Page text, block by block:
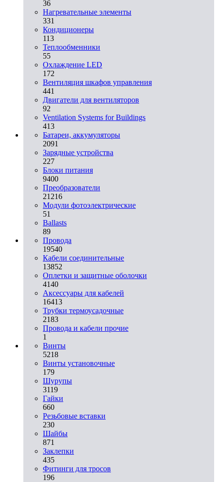
36
Нагревательные элементы
331
Кондиционеры
113
Теплообменники
55
Охлаждение LED
172
Вентиляция шкафов управления
441
Двигатели для вентиляторов
92
Ventilation Systems for Buildings
413
Батареи, аккумуляторы
2091
Зарядные устройства
227
Блоки питания
9400
Преобразователи
21216
Модули фотоэлектрические
51
Ballasts
89
Провода
19540
Кабели соединительные
13852
Оплетки и защитные оболочки
4140
Аксессуары для кабелей
16413
Трубки термоусадочные
2183
Провода и кабели прочие
1
Винты
5218
Винты установочные
179
Шурупы
3119
Гайки
660
Резьбовые вставки
230
Шайбы
871
Заклепки
435
Фитинги для тросов
196